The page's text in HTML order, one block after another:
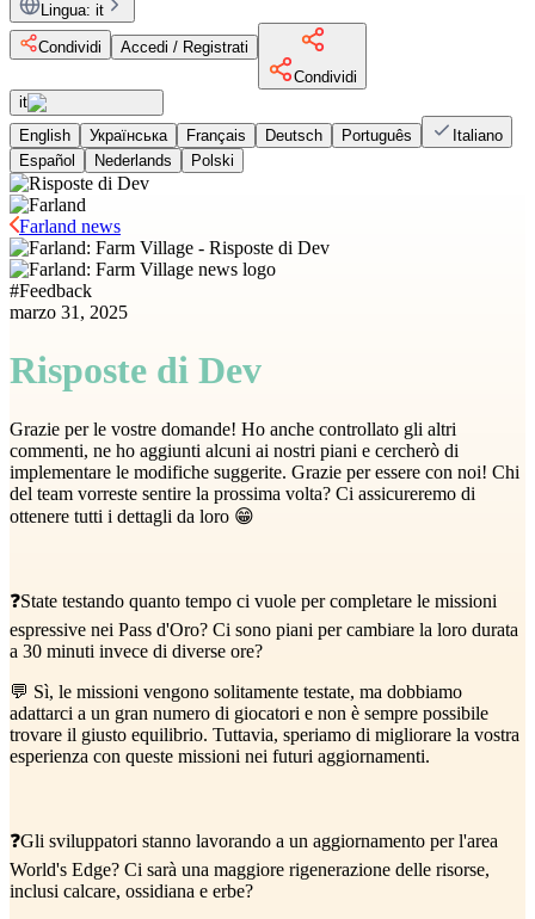
Lingua: it
Condividi
Accedi / Registrati
Condividi
it
English
Українська Français Deutsch Português
Italiano
Español
Nederlands Polski
Farland news
#Feedback
marzo 31, 2025
Risposte di Dev
Grazie per le vostre domande! Ho anche controllato gli altri
commenti, ne ho aggiunti alcuni ai nostri piani e cercherò di
implementare le modifiche suggerite. Grazie per essere con noi! Chi
del team vorreste sentire la prossima volta? Ci assicureremo di
ottenere tutti i dettagli da loro 😁
❓State testando quanto tempo ci vuole per completare le missioni
espressive nei Pass d'Oro? Ci sono piani per cambiare la loro durata
a 30 minuti invece di diverse ore?
💬 Sì, le missioni vengono solitamente testate, ma dobbiamo
adattarci a un gran numero di giocatori e non è sempre possibile
trovare il giusto equilibrio. Tuttavia, speriamo di migliorare la vostra
esperienza con queste missioni nei futuri aggiornamenti.
❓Gli sviluppatori stanno lavorando a un aggiornamento per l'area
World's Edge? Ci sarà una maggiore rigenerazione delle risorse,
inclusi calcare, ossidiana e erbe?